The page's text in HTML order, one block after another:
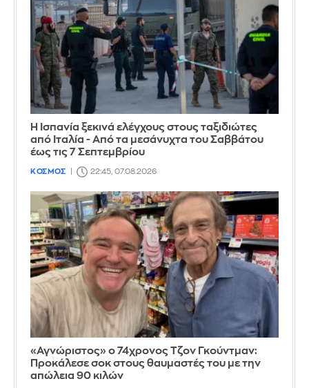
Η Ισπανία ξεκινά ελέγχους στους ταξιδιώτες
από Ιταλία - Από τα μεσάνυχτα του Σαββάτου
έως τις 7 Σεπτεμβρίου
ΚΟΣΜΟΣ 22:45, 07.08.2026
«Αγνώριστος» ο 74χρονος Τζον Γκούντμαν:
Προκάλεσε σοκ στους θαυμαστές του με την
απώλεια 90 κιλών